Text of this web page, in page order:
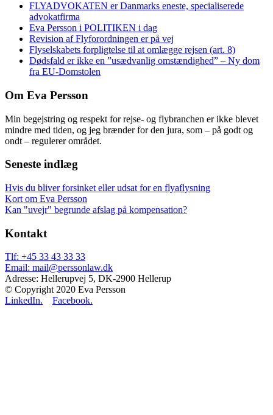
FLYADVOKATEN er Danmarks eneste, specialiserede
advokatfirma
Eva Persson i POLITIKEN i dag
Revision af Flyforordningen er på vej
Flyselskabets forpligtelse til at omlægge rejsen (art. 8)
Dødsfald er ikke en ”usædvanlig omstændighed” – Ny dom
fra EU-Domstolen
Om Eva Persson
Min begejstring og respekt for rejse- og flybranchen er ikke blevet
mindre med tiden, og jeg brænder for den jura, som – på godt og
ondt – regulerer området.
Seneste indlæg
Hvis du bliver forsinket eller udsat for en flyaflysning
Kort om Eva Persson
Kan "uvejr" begrunde afslag på kompensation?
Kontakt
Tlf: +45 33 43 33 33
Email: mail@perssonlaw.dk
Adresse: Hellerupvej 5, DK-2900 Hellerup
© Copyright 2020 Eva Persson
LinkedIn.
Facebook.